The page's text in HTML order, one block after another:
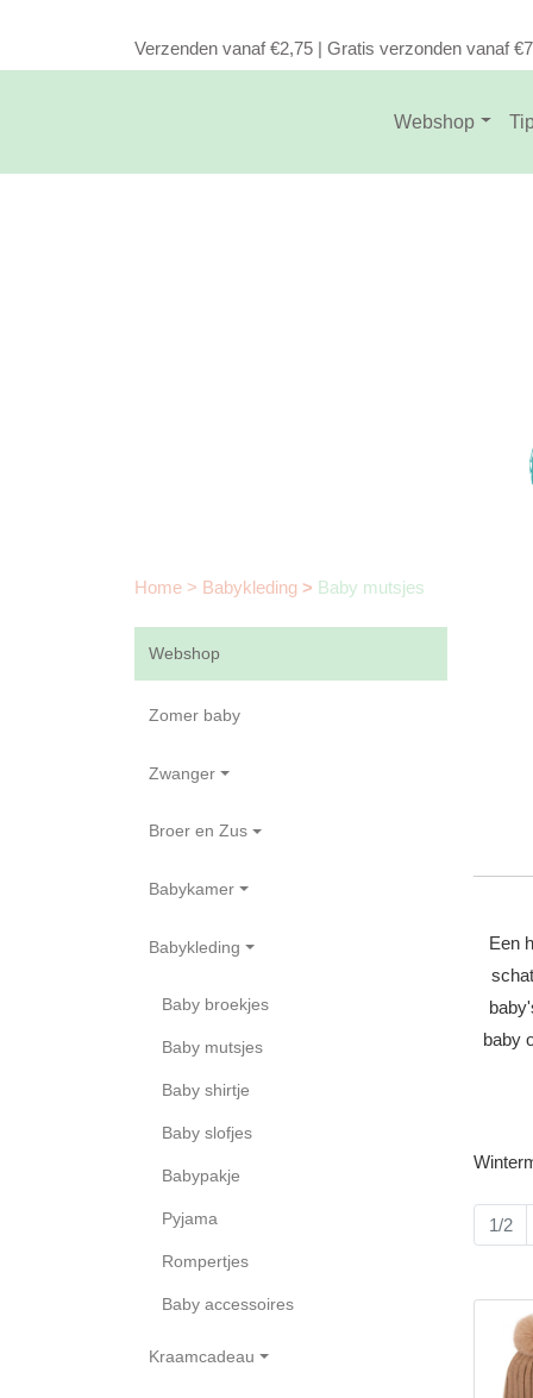
Verzenden vanaf €2,75 | Gratis verzonden vanaf
Webshop
Home > Babykleding> Baby mutsjes
Webshop
Zomer baby
Zwanger
Broer en Zus
Babykamer
Babykleding
Baby broekjes
Baby mutsjes
Baby shirtje
Baby slofjes
Babypakje
Pyjama
Rompertjes
Baby accessoires
Kraamcadeau
Een
baby
1/2